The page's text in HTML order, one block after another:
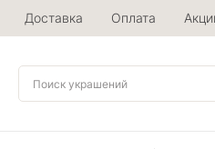
Доставка Оплата